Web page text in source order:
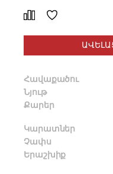
Հավաքածու
Նյութ
Քարեր
Կարատներ
Չափս
Երաշխիք